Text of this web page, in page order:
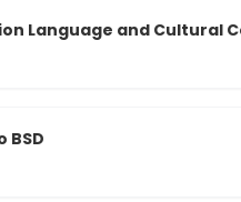
Language and Cultural
BSD